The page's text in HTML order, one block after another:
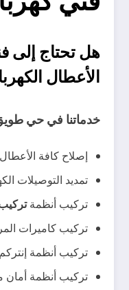
هل تحتاج إلى
الأعطال
خدماتنا في حي
إصلاح كافة
تمديد التوصيلات
تركيب أنظمة
تركيب كاميرات
تركيب أنظمة
تركيب أنظمة أمان